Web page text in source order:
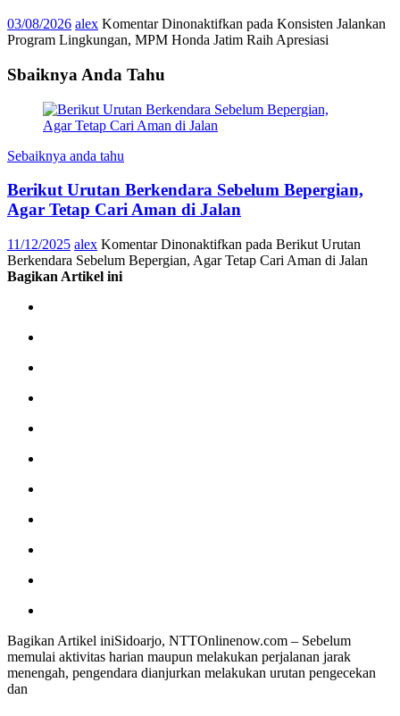
03/08/2026 alex Komentar Dinonaktifkan pada Konsisten Jalankan
Program Lingkungan, MPM Honda Jatim Raih Apresiasi
Sbaiknya Anda Tahu
Sebaiknya anda tahu
Berikut Urutan Berkendara Sebelum Bepergian,
Agar Tetap Cari Aman di Jalan
11/12/2025 alex Komentar Dinonaktifkan pada Berikut Urutan
Berkendara Sebelum Bepergian, Agar Tetap Cari Aman di Jalan
Bagikan Artikel ini
Bagikan Artikel iniSidoarjo, NTTOnlinenow.com – Sebelum
memulai aktivitas harian maupun melakukan perjalanan jarak
menengah, pengendara dianjurkan melakukan urutan pengecekan
dan